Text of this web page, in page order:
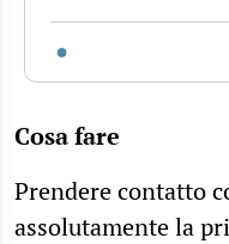
Cosa fare
Prendere contatto
assolutamente la